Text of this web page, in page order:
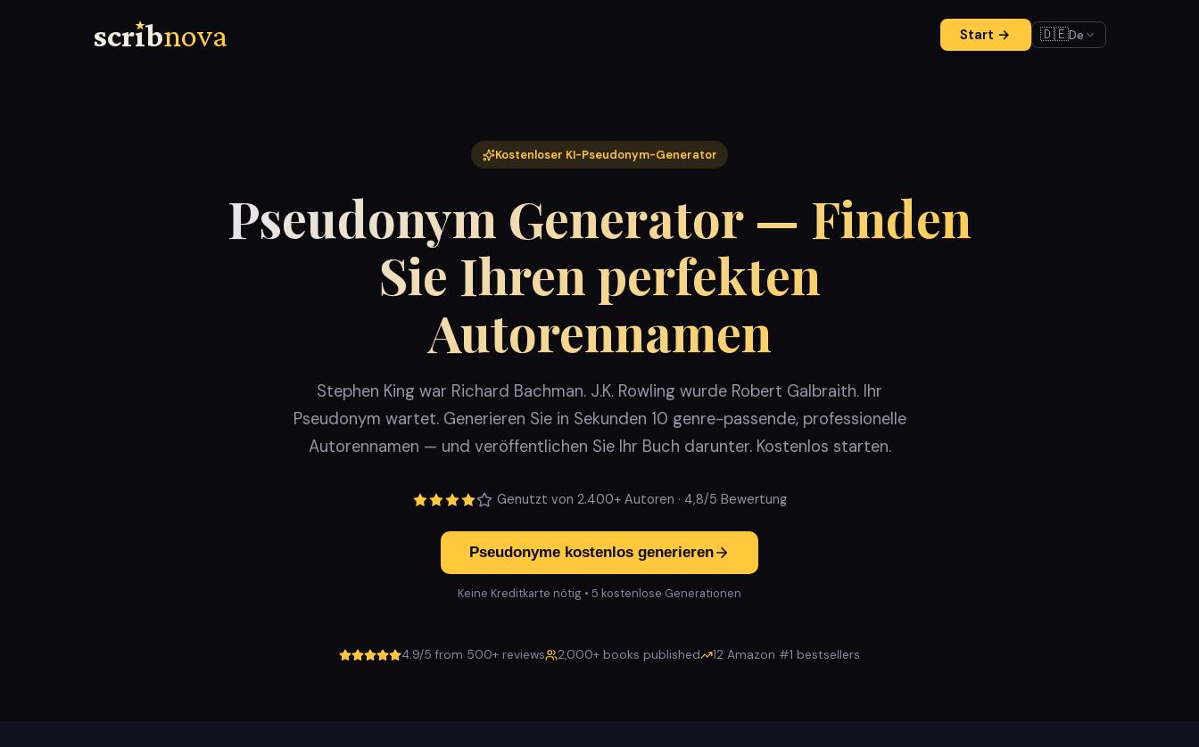
scrıbnova Start → 🇩🇪De
Kostenloser KI-Pseudonym-Generator
Pseudonym Generator — Finden
Sie Ihren perfekten
Autorennamen
Stephen King war Richard Bachman. J.K. Rowling wurde Robert Galbraith. Ihr
Pseudonym wartet. Generieren Sie in Sekunden 10 genre-passende, professionelle
Autorennamen — und veröffentlichen Sie Ihr Buch darunter. Kostenlos starten.
Genutzt von 2.400+ Autoren · 4,8/5 Bewertung
Pseudonyme kostenlos generieren
Keine Kreditkarte nötig • 5 kostenlose Generationen
4.9/5 from 500+ reviews 2,000+ books published 12 Amazon #1 bestsellers